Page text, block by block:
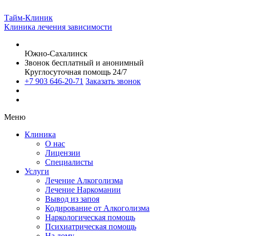
Тайм-Клиник
Клиника лечения зависимости
Южно-Сахалинск
Звонок бесплатный и анонимный
Круглосуточная помощь 24/7
+7 903 646-20-71 Заказать звонок
Меню
Клиника
О нас
Лицензии
Специалисты
Услуги
Лечение Алкоголизма
Лечение Наркомании
Вывод из запоя
Кодирование от Алкоголизма
Наркологическая помощь
Психиатрическая помощь